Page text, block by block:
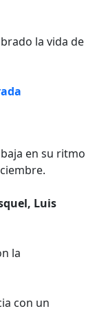
la vida de
en su ritmo
Luis
la
con un